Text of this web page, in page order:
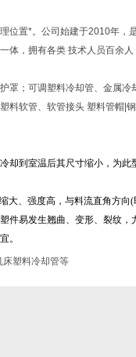
位置*。公司始建于2010年，
体，拥有各类 技术人员百余
罩；可调塑料冷却管、金属冷
料软管、软管接头 塑料管帽|
却到室温后其尺寸缩小，为此
大、强度高，与料流直角方向
件易发生翘曲、变形、裂纹，
。
塑料冷却管等